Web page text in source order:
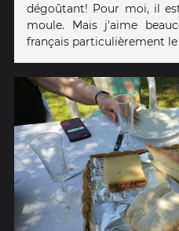
dégoûtant! Pour moi, il
moule. Mais j'aime
français particulièrement le